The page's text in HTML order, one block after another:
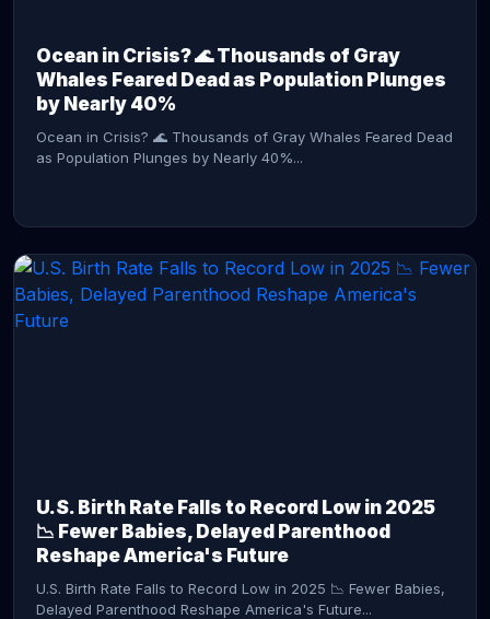
Ocean in Crisis? 🌊 Thousands of Gray
Whales Feared Dead as Population Plunges
by Nearly 40%
Ocean in Crisis? 🌊 Thousands of Gray Whales Feared Dead
as Population Plunges by Nearly 40%...
U.S. Birth Rate Falls to Record Low in 2025
📉 Fewer Babies, Delayed Parenthood
Reshape America's Future
U.S. Birth Rate Falls to Record Low in 2025 📉 Fewer Babies,
Delayed Parenthood Reshape America's Future...